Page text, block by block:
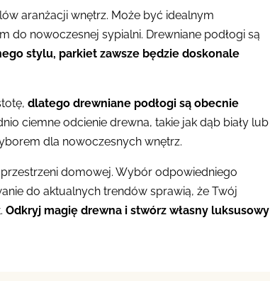
aranżacji wnętrz. Może być idealnym
do nowoczesnej sypialni. Drewniane podłogi są
stylu, parkiet zawsze będzie doskonale
dlatego drewniane podłogi są obecnie
ciemne odcienie drewna, takie jak dąb biały lub
dla nowoczesnych wnętrz.
domowej. Wybór odpowiedniego
do aktualnych trendów sprawią, że Twój
Odkryj magię drewna i stwórz własny luksusowy